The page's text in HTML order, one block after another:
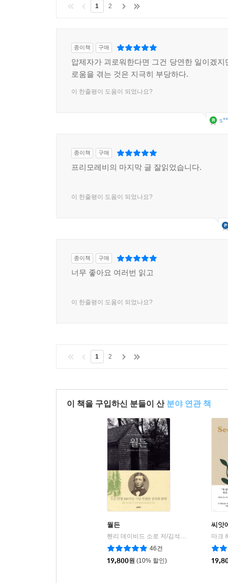
않은 사람들이다. 바닥을 친 사람들, 고르곤을
이와 함께 레비는 우리 가운데 의로운 사람들이
자신들이 거기에 연루됐다는 생각 때문에 가책
일어난 일이 돌이킬 수 없는 것이라고 느끼기 때
▶ 사람들은 사실을 모르는 게 아니라 알기를 거부
레비는 이 책의 마지막 장을 독일인들이 자신에
40여 통의 편지들 가운데서 몇몇은 “나는 몰랐다
이 책에 해설을 쓴 서경식의 지적처럼 종전이 후
라거에 대한 진실을 확산시키지 않았다는 것이
자식에게도 입을 열지 못하게 만드는 비겁함이
달라져 있을 것이다. (14쪽)
아우슈비츠란 과연 무엇이었는지, 그 사건은 과
오늘날의 한국 독자들에게도 적지 않은 고민을 안
1 2
종이책 구매
압제자가 괴로워한다면 그건 당연한 일이겠지
로움을 겪는 것은 지극히 부당하다.
이 한줄평이 도움이 되었나요?
종이책 구매
프리모레비의 마지막 글 잘읽었습니다.
이 한줄평이 도움이 되었나요?
종이책 구매
너무 좋아요 여러번 읽고
이 한줄평이 도움이 되었나요?
1 2
이 책을 구입하신 분들이 산 분야 연관 책
월든
헨리 데이비드 소로 저/김석희 역
열림원
46건
19,800원 (10% 할인)
씨앗
마크